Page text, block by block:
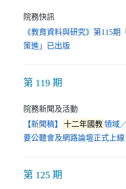
院務快訊
《教育資料與研究》第115期「
策進」已出版
第 119 期
院務新聞及活動
【新聞稿】
十二年國教領域
要公聽會及網路論壇正式上
第 125 期